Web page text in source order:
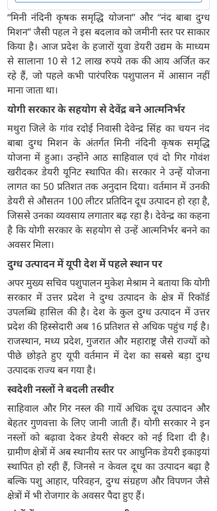
“मिनी नंदिनी कृषक समृद्धि योजना” और “नंद बाबा दुग्ध
मिशन” जैसी पहल ने इस बदलाव को जमीनी स्तर पर साकार
किया है। आज प्रदेश के हजारों युवा डेयरी उद्यम के माध्यम
से सालाना 10 से 12 लाख रुपये तक की आय अर्जित कर
रहे हैं, जो पहले कभी पारंपरिक पशुपालन में आसान नहीं
माना जाता था।
योगी सरकार के सहयोग से देवेंद्र बने आत्मनिर्भर
मथुरा जिले के गांव रदोई निवासी देवेन्द्र सिंह का चयन नंद
बाबा दुग्ध मिशन के अंतर्गत मिनी नंदिनी कृषक समृद्धि
योजना में हुआ। उन्होंने आठ साहिवाल एवं दो गिर गोवंश
खरीदकर डेयरी यूनिट स्थापित की। सरकार ने उन्हें योजना
लागत का 50 प्रतिशत तक अनुदान दिया। वर्तमान में उनकी
डेयरी से औसतन 100 लीटर प्रतिदिन दूध उत्पादन हो रहा है,
जिससे उनका व्यवसाय लगातार बढ़ रहा है। देवेन्द्र का कहना
है कि योगी सरकार के सहयोग से उन्हें आत्मनिर्भर बनने का
अवसर मिला।
दुग्ध उत्पादन में यूपी देश में पहले स्थान पर
अपर मुख्य सचिव पशुपालन मुकेश मेश्राम ने बताया कि योगी
सरकार में उत्तर प्रदेश ने दुग्ध उत्पादन के क्षेत्र में रिकॉर्ड
उपलब्धि हासिल की है। देश के कुल दुग्ध उत्पादन में उत्तर
प्रदेश की हिस्सेदारी अब 16 प्रतिशत से अधिक पहुंच गई है।
राजस्थान, मध्य प्रदेश, गुजरात और महाराष्ट्र जैसे राज्यों को
पीछे छोड़ते हुए यूपी वर्तमान में देश का सबसे बड़ा दुग्ध
उत्पादक राज्य बन गया है।
स्वदेशी नस्लों ने बदली तस्वीर
साहिवाल और गिर नस्ल की गायें अधिक दूध उत्पादन और
बेहतर गुणवत्ता के लिए जानी जाती हैं। योगी सरकार ने इन
नस्लों को बढ़ावा देकर डेयरी सेक्टर को नई दिशा दी है।
ग्रामीण क्षेत्रों में अब स्थानीय स्तर पर आधुनिक डेयरी इकाइयां
स्थापित हो रही हैं, जिनसे न केवल दूध का उत्पादन बढ़ा है
बल्कि पशु आहार, परिवहन, दुग्ध संग्रहण और विपणन जैसे
क्षेत्रों में भी रोजगार के अवसर पैदा हुए हैं।